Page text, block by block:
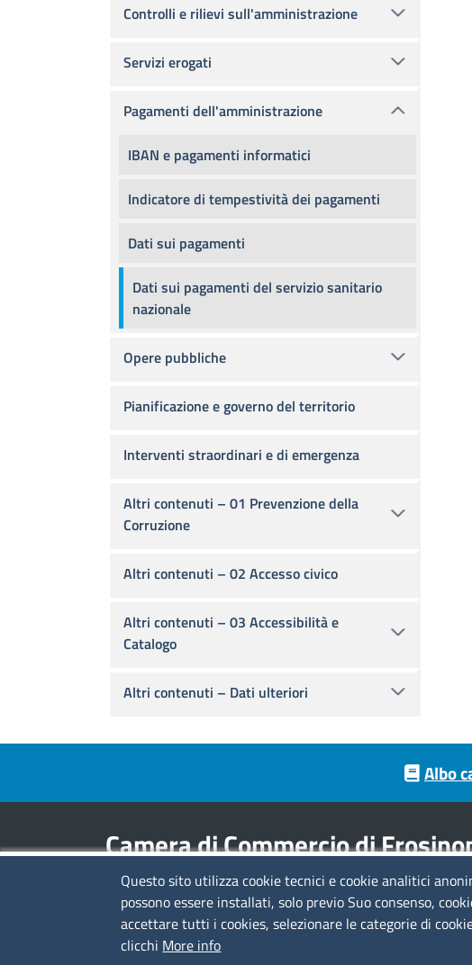
Controlli e rilievi sull'amministrazione
Servizi erogati
Pagamenti dell'amministrazione
IBAN e pagamenti informatici
Indicatore di tempestività dei pagamenti
Dati sui pagamenti
Dati sui pagamenti del servizio sanitario
nazionale
Opere pubbliche
Pianificazione e governo del territorio
Interventi straordinari e di emergenza
Altri contenuti – 01 Prevenzione della
Corruzione
Altri contenuti – 02 Accesso civico
Altri contenuti – 03 Accessibilità e
Catalogo
Altri contenuti – Dati ulteriori
Albo
Camera di Commercio di
Contatti
Sede Legale di Latina: Viale Umberto I, 80 -
04100 (LT)
Questo sito utilizza cookie tecnici e cookie analitici
possono essere installati, solo previo Suo consenso,
accettare tutti i cookies, selezionare le categorie di
clicchi More info